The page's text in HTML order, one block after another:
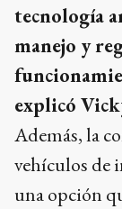
tecnología
manejo y
explicó
Además, la
vehículos de
una opción